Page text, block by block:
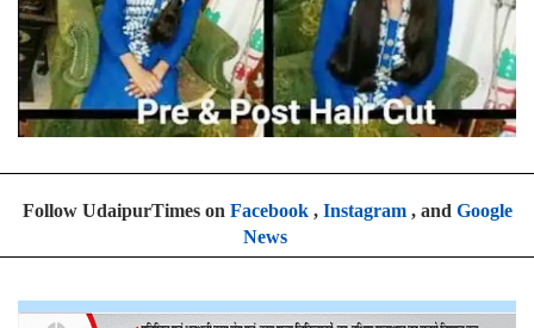
Follow UdaipurTimes on Facebook, Instagram, and Google
News